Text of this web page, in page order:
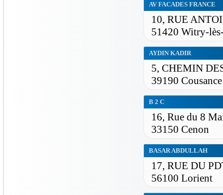
AV FACADES FRANCE
10, RUE
51420 Witry-
AYDIN KADIR
5, CHEMIN
39190 Cousance
B 2 C
16, Rue du 8
33150 Cenon
BASAR ABDULLAH
17, RUE DU
56100 Lorient